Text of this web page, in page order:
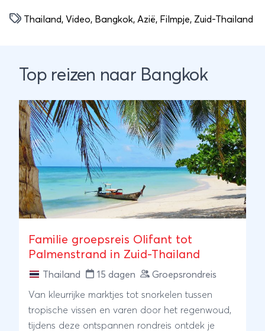
Thailand, Video, Bangkok, Azië, Filmpje, Zuid-Thailand
Top reizen naar Bangkok
Familie groepsreis Olifant tot
Palmenstrand in Zuid-Thailand
Thailand 15 dagen Groepsrondreis
Van kleurrijke marktjes tot snorkelen tussen
tropische vissen en varen door het regenwoud,
tijdens deze ontspannen rondreis ontdek je